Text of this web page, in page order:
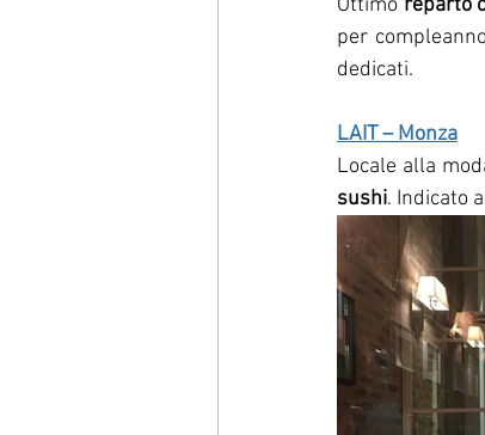
Ottimo reparto
per
dedicati.
LAIT – Monza
Locale alla
sushi. Indicato